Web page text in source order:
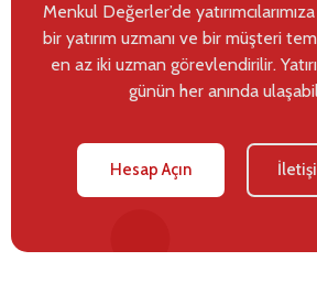
Menkul Değerler’de
bir yatırım uzmanı ve bir müşteri
en az iki uzman görevlendirilir.
günün her anında
Hesap Açın